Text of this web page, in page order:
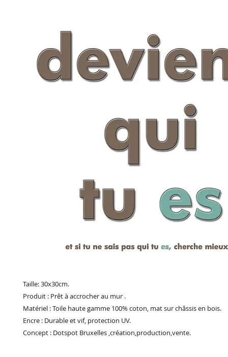
Taille: 30x30cm.
Produit : Prêt à accrocher au mur .
Matériel : Toile haute gamme 100% coton, mat sur châssis en bois.
Encre : Durable et vif, protection UV.
Concept : Dotspot Bruxelles ,création,production,vente.